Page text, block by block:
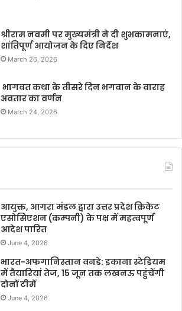
श्रीराम नवमी पर मुख्यमंत्री ने दी शुभकामनाएं,
शांतिपूर्ण आयोजन के दिए निर्देश
March 26, 2026
भागवत कथा के तीसरे दिन भगवान के वाराह
अवतार का वर्णन
March 24, 2026
आयुक्त, आगरा मंडल द्वारा उत्तर प्रदेश क्रिकेट
एसोसिएशन (कम्पनी) के पक्ष में महत्वपूर्ण
आदेश पारित
June 4, 2026
भारत-अफगानिस्तान वनडे: इकाना स्टेडियम
में तैयारियां तेज, 15 जून तक लखनऊ पहुंचेंगी
दोनों टीमें
June 4, 2026